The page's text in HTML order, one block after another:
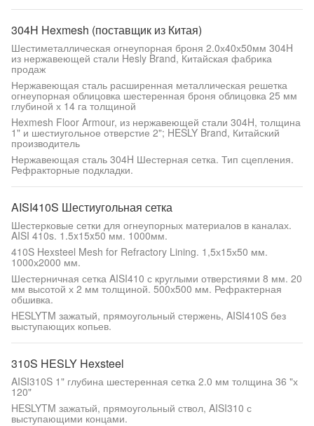
304H Hexmesh (поставщик из Китая)
Шестиметаллическая огнеупорная броня 2.0х40х50мм 304H
из нержавеющей стали Hesly Brand, Китайская фабрика
продаж
Нержавеющая сталь расширенная металлическая решетка
огнеупорная облицовка шестеренная броня облицовка 25 мм
глубиной х 14 га толщиной
Hexmesh Floor Armour, из нержавеющей стали 304H, толщина
1" и шестиугольное отверстие 2"; HESLY Brand, Китайский
производитель
Нержавеющая сталь 304H Шестерная сетка. Тип сцепления.
Рефракторные подкладки.
AISI410S Шестиугольная сетка
Шестерковые сетки для огнеупорных материалов в каналах.
AISI 410s. 1.5x15x50 мм. 1000мм.
410S Hexsteel Mesh for Refractory Lining. 1,5х15х50 мм.
1000х2000 мм.
Шестерничная сетка AISI410 с круглыми отверстиями 8 мм. 20
мм высотой х 2 мм толщиной. 500х500 мм. Рефрактерная
обшивка.
HESLYTM зажатый, прямоугольный стержень, AISI410S без
выступающих копьев.
310S HESLY Hexsteel
AISI310S 1" глубина шестеренная сетка 2.0 мм толщина 36 "х
120"
HESLYTM зажатый, прямоугольный ствол, AISI310 с
выступающими концами.